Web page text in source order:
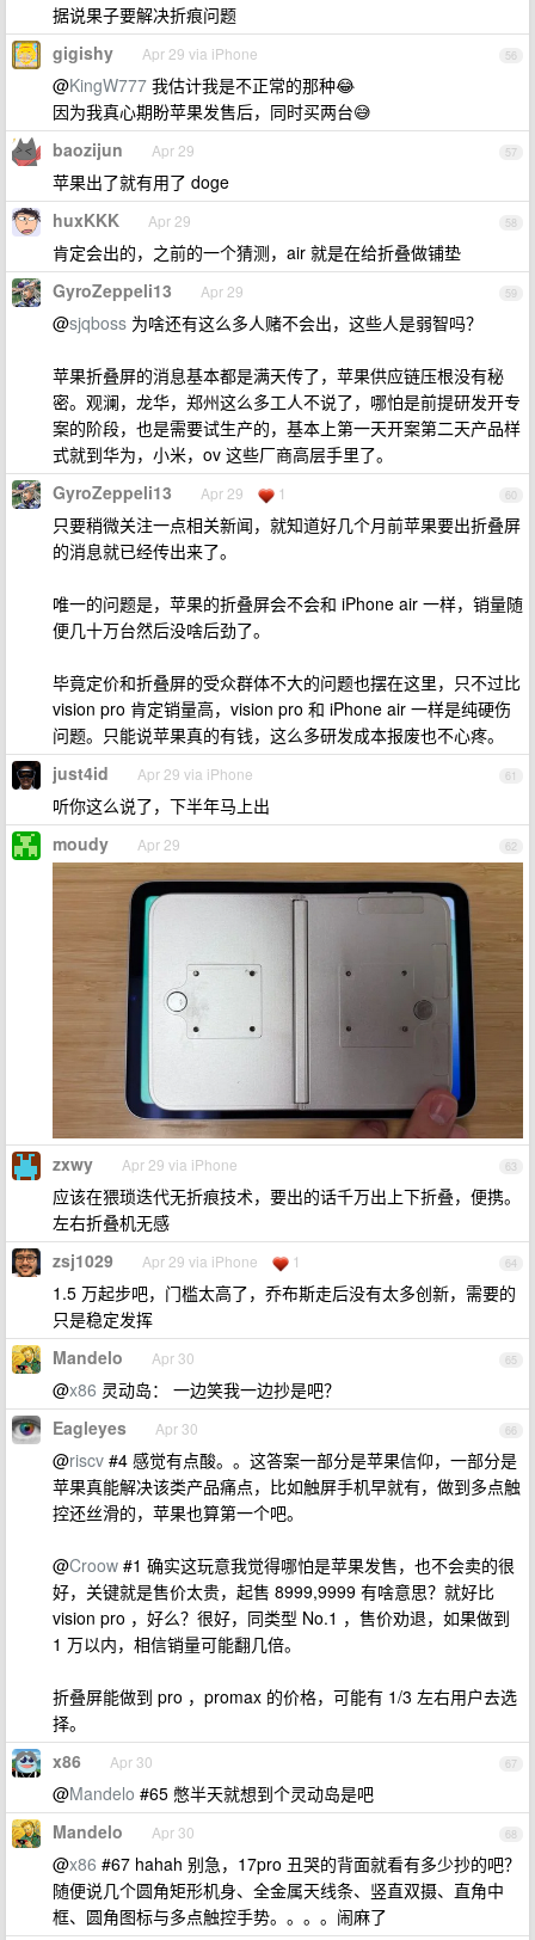
据说果子要解决折痕问题
56
gigishy Apr 29 via iPhone
@KingW777 我估计我是不正常的那种😂
因为我真心期盼苹果发售后，同时买两台😅
57
baozijun Apr 29
苹果出了就有用了 doge
58
huxKKK Apr 29
肯定会出的，之前的一个猜测，air 就是在给折叠做铺垫
59
GyroZeppeli13 Apr 29
@sjqboss 为啥还有这么多人赌不会出，这些人是弱智吗？
苹果折叠屏的消息基本都是满天传了，苹果供应链压根没有秘
密。观澜，龙华，郑州这么多工人不说了，哪怕是前提研发开专
案的阶段，也是需要试生产的，基本上第一天开案第二天产品样
式就到华为，小米，ov 这些厂商高层手里了。
60
GyroZeppeli13 Apr 29 1
只要稍微关注一点相关新闻，就知道好几个月前苹果要出折叠屏
的消息就已经传出来了。
唯一的问题是，苹果的折叠屏会不会和 iPhone air 一样，销量随
便几十万台然后没啥后劲了。
毕竟定价和折叠屏的受众群体不大的问题也摆在这里，只不过比
vision pro 肯定销量高，vision pro 和 iPhone air 一样是纯硬伤
问题。只能说苹果真的有钱，这么多研发成本报废也不心疼。
61
just4id Apr 29 via iPhone
听你这么说了，下半年马上出
62
moudy Apr 29
63
zxwy Apr 29 via iPhone
应该在猥琐迭代无折痕技术，要出的话千万出上下折叠，便携。
左右折叠机无感
64
zsj1029 Apr 29 via iPhone 1
1.5 万起步吧，门槛太高了，乔布斯走后没有太多创新，需要的
只是稳定发挥
65
Mandelo Apr 30
@x86 灵动岛： 一边笑我一边抄是吧？
66
Eagleyes Apr 30
@riscv #4 感觉有点酸。。这答案一部分是苹果信仰，一部分是
苹果真能解决该类产品痛点，比如触屏手机早就有，做到多点触
控还丝滑的，苹果也算第一个吧。
@Croow #1 确实这玩意我觉得哪怕是苹果发售，也不会卖的很
好，关键就是售价太贵，起售 8999,9999 有啥意思？就好比
vision pro ，好么？很好，同类型 No.1 ，售价劝退，如果做到
1 万以内，相信销量可能翻几倍。
折叠屏能做到 pro ，promax 的价格，可能有 1/3 左右用户去选
择。
67
x86 Apr 30
@Mandelo #65 憋半天就想到个灵动岛是吧
68
Mandelo Apr 30
@x86 #67 hahah 别急，17pro 丑哭的背面就看有多少抄的吧？
随便说几个圆角矩形机身、全金属天线条、竖直双摄、直角中
框、圆角图标与多点触控手势。。。。闹麻了